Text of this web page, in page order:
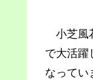
小芝風
で大活躍
なってい